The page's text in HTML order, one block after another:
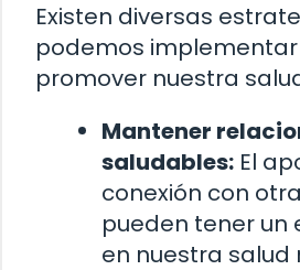
Existen diversas
podemos
promover nuestra
Mantener
saludables: El
conexión con
pueden tener un
en nuestra salud